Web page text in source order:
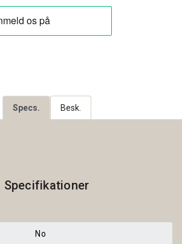
Specs. Besk.
Specifikationer
No